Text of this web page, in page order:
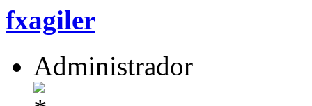
fxagiler
Administrador